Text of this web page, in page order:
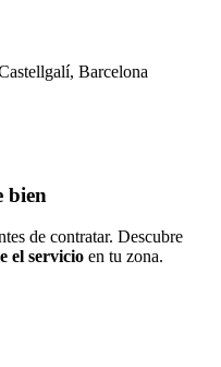
Barcelona
bien
de contratar. Descubre
el servicio en tu zona.